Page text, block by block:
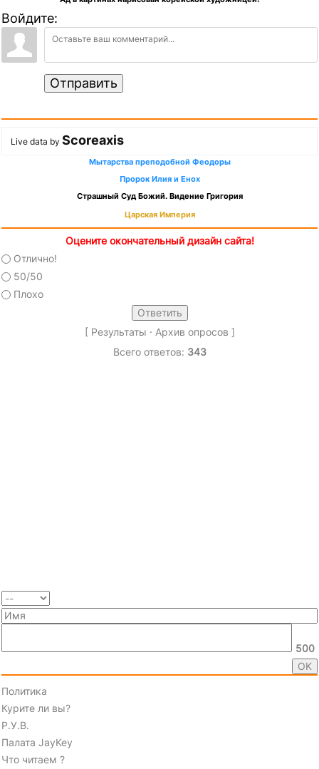
Войдите:
Отправить
Live data by Scoreaxis
Мытарства преподобной Феодоры
Пророк Илия и Енох
Страшный Суд Божий. Видение Григория
Царская Империя
Оцените окончательный дизайн сайта!
Отлично!
50/50
Плохо
[ Результаты · Архив опросов ]
Всего ответов: 343
500
Политика
Курите ли вы?
Р.У.В.
Палата JayKey
Что читаем ?